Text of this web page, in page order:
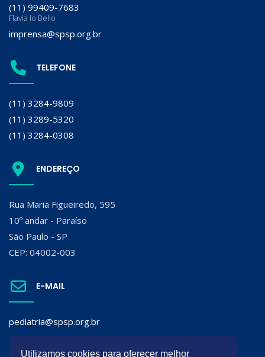
(11) 99409-7683
Flavia lo Bello
imprensa@spsp.org.br
TELEFONE
(11) 3284-9809
(11) 3289-5320
(11) 3284-0308
ENDEREÇO
Rua Maria Figueiredo, 595
10º andar - Paraíso
São Paulo - SP
CEP: 04002-003
E-MAIL
pediatria@spsp.org.br
SIGA A SPSP:
Utilizamos cookies para oferecer melhor